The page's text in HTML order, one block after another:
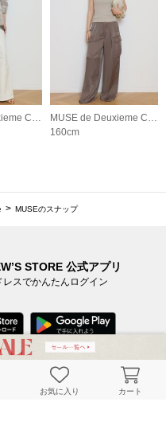
160cm
MUSEのスナップ
STORE 公式アプリ
レスでかんたんログイン
お気に入り カート